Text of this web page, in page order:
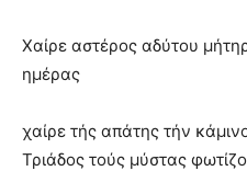
Χαίρε αστέρος αδύτου
ημέρας
χαίρε τής απάτης τήν
Τριάδος τούς μύστας